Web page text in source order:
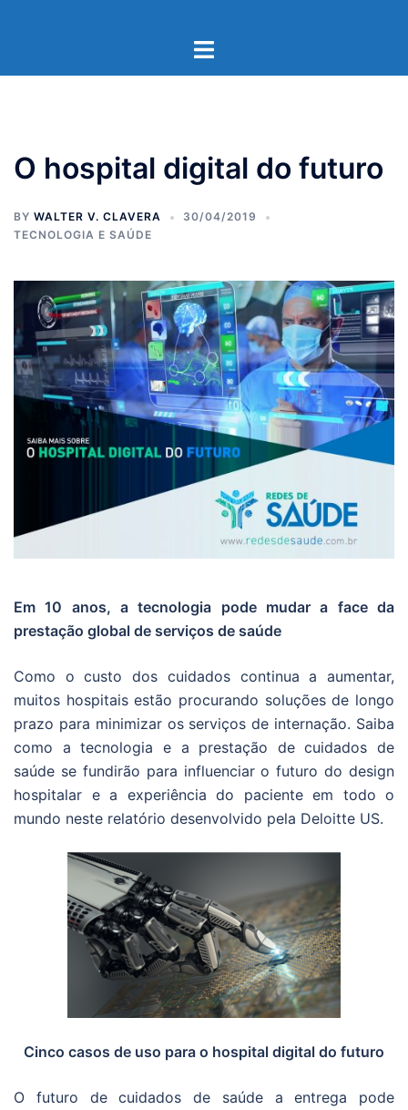
Toggle
O hospital digital do futuro
BY WALTER V. CLAVERA
30/04/2019
TECNOLOGIA E SAÚDE
Em 10 anos, a tecnologia pode mudar a face da
prestação global de serviços de saúde
Como o custo dos cuidados continua a aumentar,
muitos hospitais estão procurando soluções de longo
prazo para minimizar os serviços de internação. Saiba
como a tecnologia e a prestação de cuidados de
saúde se fundirão para influenciar o futuro do design
hospitalar e a experiência do paciente em todo o
mundo neste relatório desenvolvido pela Deloitte US.
Cinco casos de uso para o hospital digital do futuro
O futuro de cuidados de saúde a entrega pode